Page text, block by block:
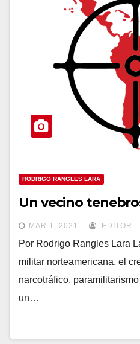
RODRIGO RANGLES LARA
Un vecino
MAR 1, 2021 EDITOR
Por Rodrigo Rangles Lara
militar norteamericana, el
narcotráfico,
un…